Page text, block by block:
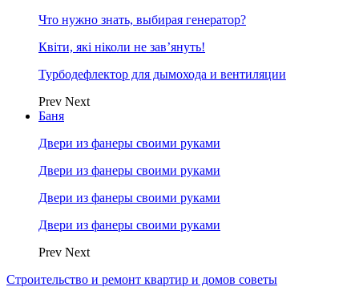
Что нужно знать, выбирая генератор?
Квіти, які ніколи не зав’януть!
Турбодефлектор для дымохода и вентиляции
Prev Next
Баня
Двери из фанеры своими руками
Двери из фанеры своими руками
Двери из фанеры своими руками
Двери из фанеры своими руками
Prev Next
Строительство и ремонт квартир и домов советы